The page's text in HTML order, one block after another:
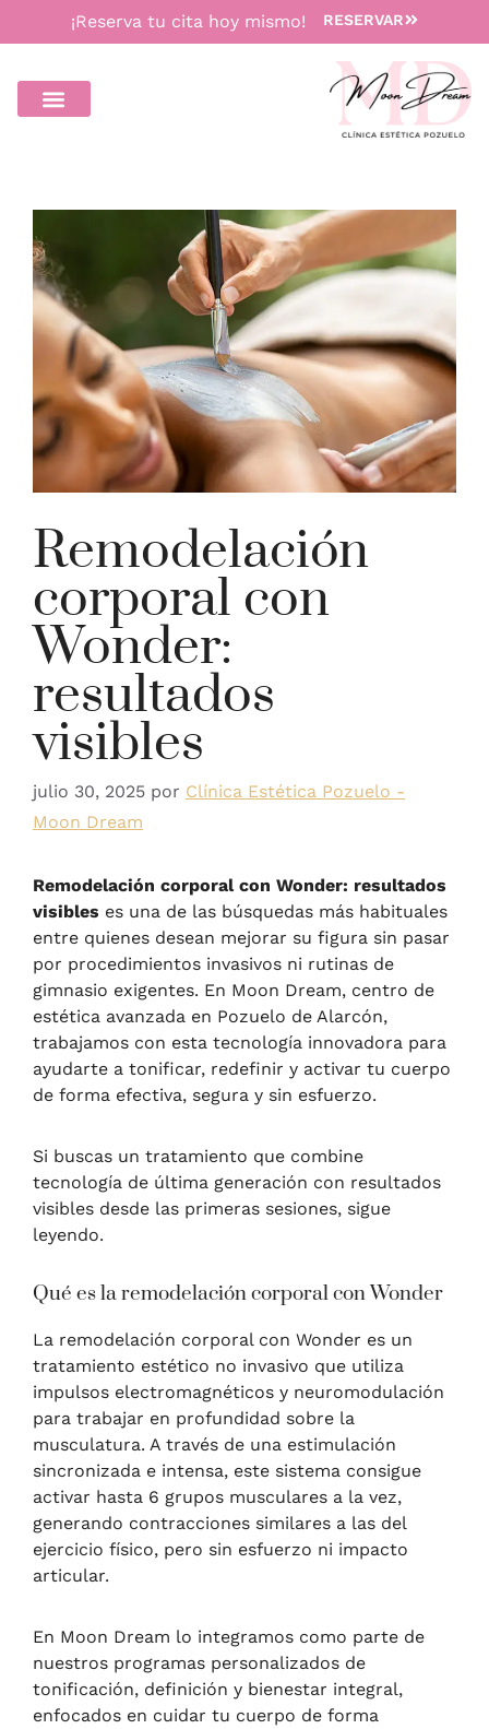
¡Reserva tu cita hoy mismo! RESERVAR
Remodelación
corporal con
Wonder:
resultados
visibles
julio 30, 2025 por Clínica Estética Pozuelo -
Moon Dream
Remodelación corporal con Wonder: resultados
visibles es una de las búsquedas más habituales
entre quienes desean mejorar su figura sin pasar
por procedimientos invasivos ni rutinas de
gimnasio exigentes. En Moon Dream, centro de
estética avanzada en Pozuelo de Alarcón,
trabajamos con esta tecnología innovadora para
ayudarte a tonificar, redefinir y activar tu cuerpo
de forma efectiva, segura y sin esfuerzo.
Si buscas un tratamiento que combine
tecnología de última generación con resultados
visibles desde las primeras sesiones, sigue
leyendo.
Qué es la remodelación corporal con Wonder
La remodelación corporal con Wonder es un
tratamiento estético no invasivo que utiliza
impulsos electromagnéticos y neuromodulación
para trabajar en profundidad sobre la
musculatura. A través de una estimulación
sincronizada e intensa, este sistema consigue
activar hasta 6 grupos musculares a la vez,
generando contracciones similares a las del
ejercicio físico, pero sin esfuerzo ni impacto
articular.
En Moon Dream lo integramos como parte de
nuestros programas personalizados de
tonificación, definición y bienestar integral,
enfocados en cuidar tu cuerpo de forma